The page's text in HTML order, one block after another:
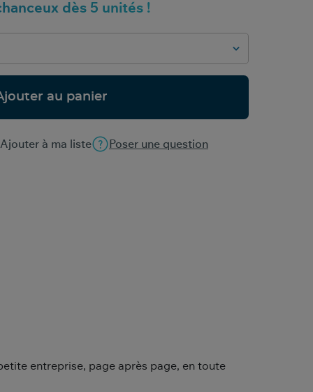
dès 5 unités !
au panier
Ajouter à ma liste Poser une question
entreprise, page après page, en toute